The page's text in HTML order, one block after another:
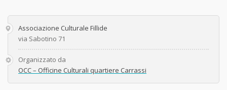
Associazione Culturale Fillide
via Sabotino 71
Organizzato da
OCC – Officine Culturali quartiere Carrassi